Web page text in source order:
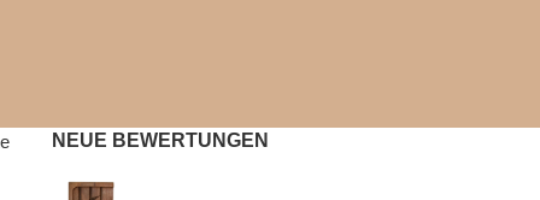
NEUE BEWERTUNGEN